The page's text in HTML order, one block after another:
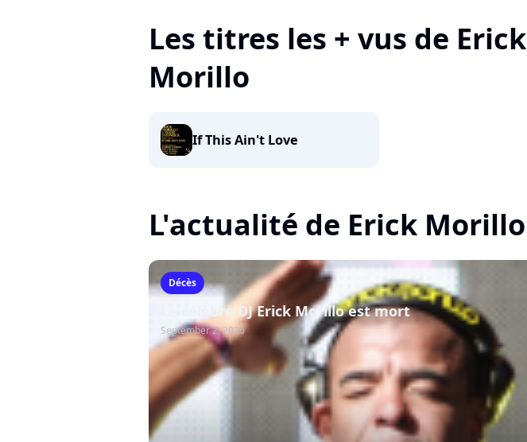
Les titres les + vus de Erick
Morillo
If This Ain't Love
L'actualité de Erick Morillo
Décès
Le célèbre DJ Erick Morillo est mort
September 2, 2020